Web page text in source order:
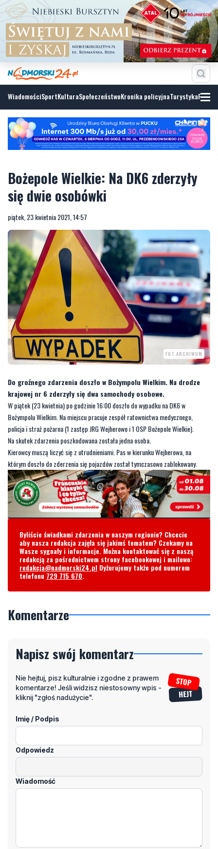
WiadomościSportKulturaSpołeczeństwoKronika policyjnaTurystyka
Bożepole Wielkie: Na DK6 zderzyły
się dwie osobówki
piątek, 23 kwietnia 2021, 14:57
FOT.ARCHIWUM
Do groźnego zdarzenia doszło w Bożympolu Wielkim. Na drodze
krajowej nr 6 zderzyły się dwa samochody osobowe.
W piątek (23 kwietnia) po godzinie 16:00 doszło do wypadku na DK6 w
Bożympolu Wielkim. Na miejscu pracuje zespół ratownictwa medycznego,
policja i straż pożarna (1 zastęp JRG Wejherowo i 1 OSP Bożepole Wielkie).
Na skutek zdarzenia poszkodowana została jedna osoba.
Kierowcy muszą liczyć się z utrudnieniami. Pas w kierunku Wejherowa, na
którym doszło do zderzenia się pojazdów został tymczasowo zablokowany.
Byliście świadkami zdarzenia w naszym regionie? Chcecie
aby nasza redakcja zajęła się jakimś tematem? Czekamy na
Wasze sygnały i informacje. Można kontaktować się z naszą
redakcją za pośrednictwem strony facebookowej i mailowo:
redakcja@nadmorski24.pl Dyżurujemy także pod numerem
telefonu 729 715 670.
Komentarze
Napisz swój komentarz
Nie hejtuj, pisz kulturalnie i zgodne z prawem
komentarze! Jeśli widzisz niestosowny wpis -
kliknij "zgłoś nadużycie".
Imię / Podpis
Odpowiedz
Wiadomość